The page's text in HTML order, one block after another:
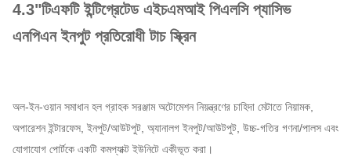
4.3"টিএফটি ইন্টিগ্রেটেড এইচএমআই পিএলসি প্যাসিভ
এনপিএন ইনপুট প্রতিরোধী টাচ স্ক্রিন
অল-ইন-ওয়ান সমাধান হল গ্রাহক সরঞ্জাম অটোমেশন নিয়ন্ত্রণের চাহিদা মেটাতে নিয়ামক,
অপারেশন ইন্টারফেস, ইনপুট/আউটপুট, অ্যানালগ ইনপুট/আউটপুট, উচ্চ-গতির গণনা/পালস এবং
যোগাযোগ পোর্টকে একটি কমপ্যাক্ট ইউনিটে একীভূত করা।